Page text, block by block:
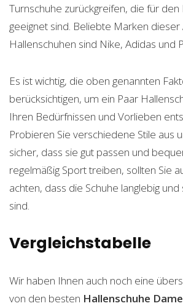
Turnschuhe zurückgreifen, die für
geeignet sind. Beliebte Marken dieser
Hallenschuhen sind Nike, Adidas und
Es ist wichtig, die oben genannten
berücksichtigen, um ein Paar
Ihren Bedürfnissen und Vorlieben
Probieren Sie verschiedene Stile aus
sicher, dass sie gut passen und
regelmäßig Sport treiben, sollten Sie
achten, dass die Schuhe langlebig
sind.
Vergleichstabelle
Wir haben Ihnen auch noch eine
von den besten Hallenschuhe